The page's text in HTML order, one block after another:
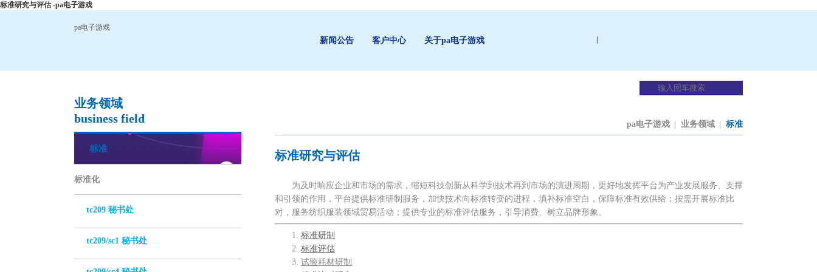
标准研究与评估 -pa电子游戏
pa电子游戏
新闻公告 客户中心 关于pa电子游戏
业务领域
business field
标准
标准化
tc209 秘书处
tc209/sc1 秘书处
pa电子游戏 业务领域 标准
标准研究与评估
为及时响应企业和市场的需求，缩短科技创新从科学到技术再到市场的演进周期，更好地发挥平台为产业发展服务、支撑
和引领的作用，平台提供标准研制服务，加快技术向标准转变的进程，填补标准空白，保障标准有效供给；按需开展标准比
对，服务纺织服装领域贸易活动；提供专业的标准评估服务，引导消费、树立品牌形象。
1. 标准研制
2. 标准评估
3. 试验耗材研制